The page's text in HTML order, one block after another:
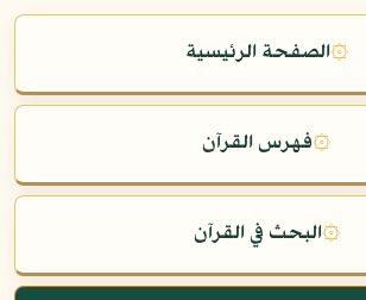
۞الصفحة الرئيسية
۞فهرس القرآن
۞البحث في القرآن